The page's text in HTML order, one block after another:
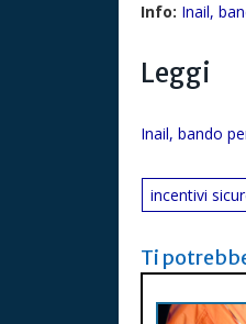
Info: Inail,
Leggi
Inail, bando
incentivi
Ti